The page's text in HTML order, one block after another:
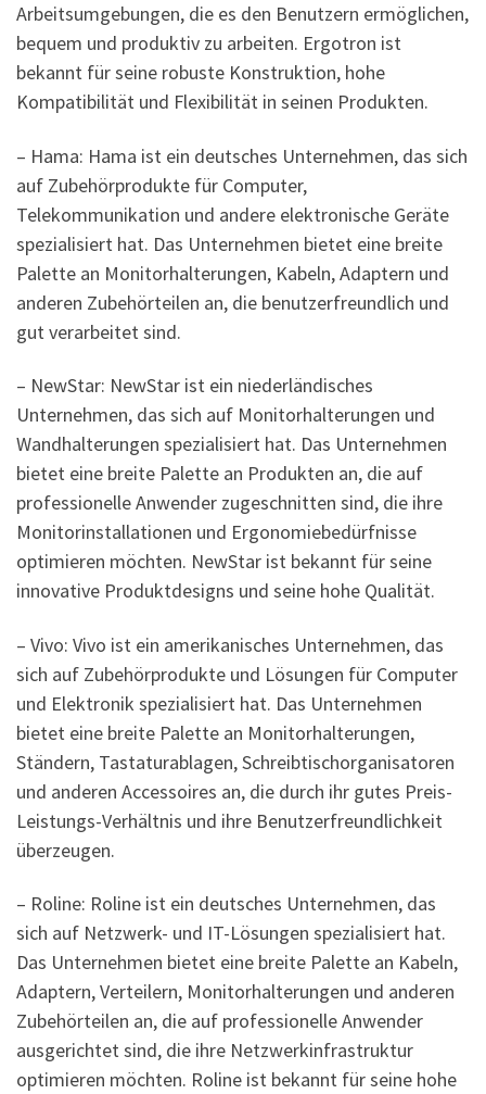
Arbeitsumgebungen, die es den Benutzern ermöglichen,
bequem und produktiv zu arbeiten. Ergotron ist
bekannt für seine robuste Konstruktion, hohe
Kompatibilität und Flexibilität in seinen Produkten.
– Hama: Hama ist ein deutsches Unternehmen, das sich
auf Zubehörprodukte für Computer,
Telekommunikation und andere elektronische Geräte
spezialisiert hat. Das Unternehmen bietet eine breite
Palette an Monitorhalterungen, Kabeln, Adaptern und
anderen Zubehörteilen an, die benutzerfreundlich und
gut verarbeitet sind.
– NewStar: NewStar ist ein niederländisches
Unternehmen, das sich auf Monitorhalterungen und
Wandhalterungen spezialisiert hat. Das Unternehmen
bietet eine breite Palette an Produkten an, die auf
professionelle Anwender zugeschnitten sind, die ihre
Monitorinstallationen und Ergonomiebedürfnisse
optimieren möchten. NewStar ist bekannt für seine
innovative Produktdesigns und seine hohe Qualität.
– Vivo: Vivo ist ein amerikanisches Unternehmen, das
sich auf Zubehörprodukte und Lösungen für Computer
und Elektronik spezialisiert hat. Das Unternehmen
bietet eine breite Palette an Monitorhalterungen,
Ständern, Tastaturablagen, Schreibtischorganisatoren
und anderen Accessoires an, die durch ihr gutes Preis-
Leistungs-Verhältnis und ihre Benutzerfreundlichkeit
überzeugen.
– Roline: Roline ist ein deutsches Unternehmen, das
sich auf Netzwerk- und IT-Lösungen spezialisiert hat.
Das Unternehmen bietet eine breite Palette an Kabeln,
Adaptern, Verteilern, Monitorhalterungen und anderen
Zubehörteilen an, die auf professionelle Anwender
ausgerichtet sind, die ihre Netzwerkinfrastruktur
optimieren möchten. Roline ist bekannt für seine hohe